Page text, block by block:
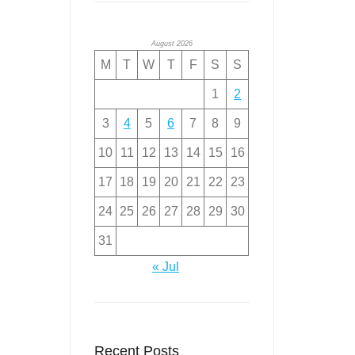
August 2026
M T W T F S S
1 2
3 4 5 6 7 8 9
10 11 12 13 14 15 16
17 18 19 20 21 22 23
24 25 26 27 28 29 30
31
« Jul
Recent Posts